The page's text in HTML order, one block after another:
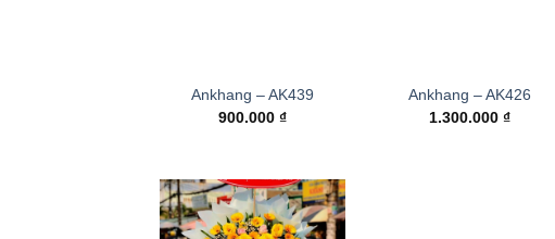
Ankhang – AK439
900.000 ₫
Ankhang – AK426
1.300.000₫